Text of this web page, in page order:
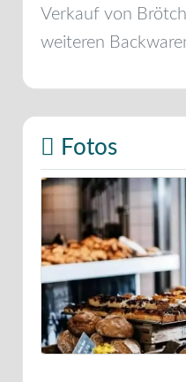
Verkauf von
weiteren
Fotos